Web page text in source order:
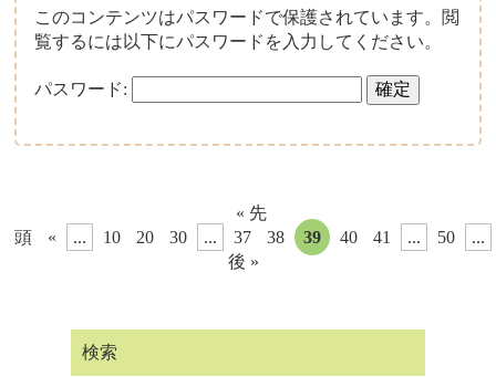
このコンテンツはパスワードで保護されています。閲
覧するには以下にパスワードを入力してください。
パスワード:
« 先
頭
« ... 10 20 30 ... 37 38 39 40 41 ... 50
...
後 »
検索